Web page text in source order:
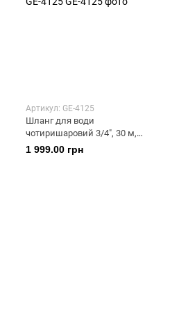
Артикул: GE-4125
Шланг для води
чотиришаровий 3/4", 30 м,
армований, PVC INTERTOOL
1 999.00 грн